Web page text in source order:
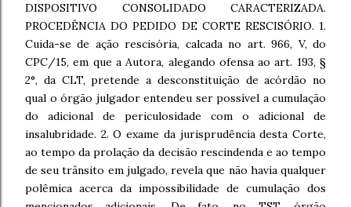
DISPOSITIVO CONSOLIDADO CARACTERIZADA.
PROCEDÊNCIA DO PEDIDO DE CORTE RESCISÓRIO. 1.
Cuida-se de ação rescisória, calcada no art. 966, V, do
CPC/15, em que a Autora, alegando ofensa ao art. 193, §
2°, da CLT, pretende a desconstituição de acórdão no
qual o órgão julgador entendeu ser possível a cumulação
do adicional de periculosidade com o adicional de
insalubridade. 2. O exame da jurisprudência desta Corte,
ao tempo da prolação da decisão rescindenda e ao tempo
de seu trânsito em julgado, revela que não havia qualquer
polêmica acerca da impossibilidade de cumulação dos